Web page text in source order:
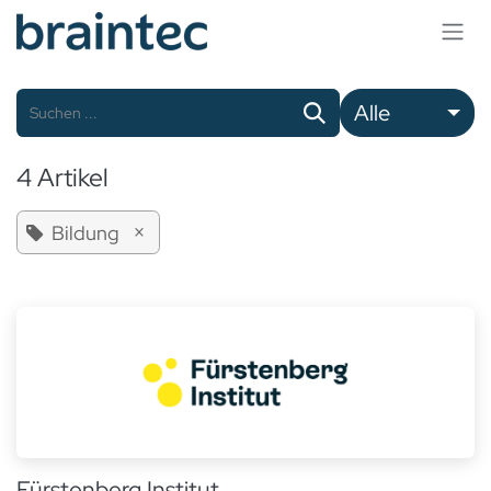
Zum Inhalt springen
Alle
4 Artikel
Bildung ×